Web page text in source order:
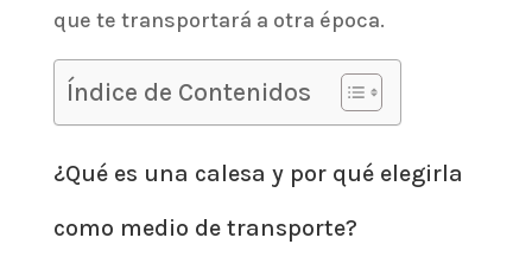
que te transportará a otra época.
Índice de Contenidos
¿Qué es una calesa y por qué elegirla
como medio de transporte?